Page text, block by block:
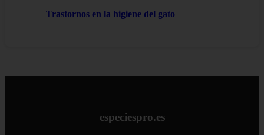
Trastornos en la higiene del gato
especiespro.es